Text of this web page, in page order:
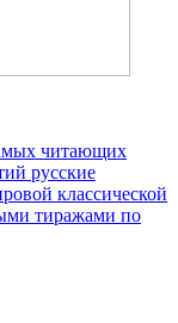
читающих
русские
классической
тиражами по